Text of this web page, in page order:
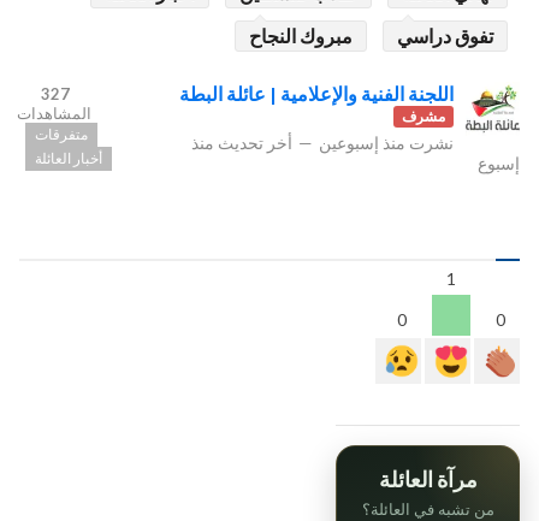
تفوق دراسي
مبروك النجاح
اللجنة الفنية والإعلامية | عائلة البطة
مشرف
نشرت منذ إسبوعين — أخر تحديث منذ
إسبوع
327
المشاهدات
متفرقات
أخبار العائلة
0
1
0
مرآة العائلة
من تشبه في العائلة؟